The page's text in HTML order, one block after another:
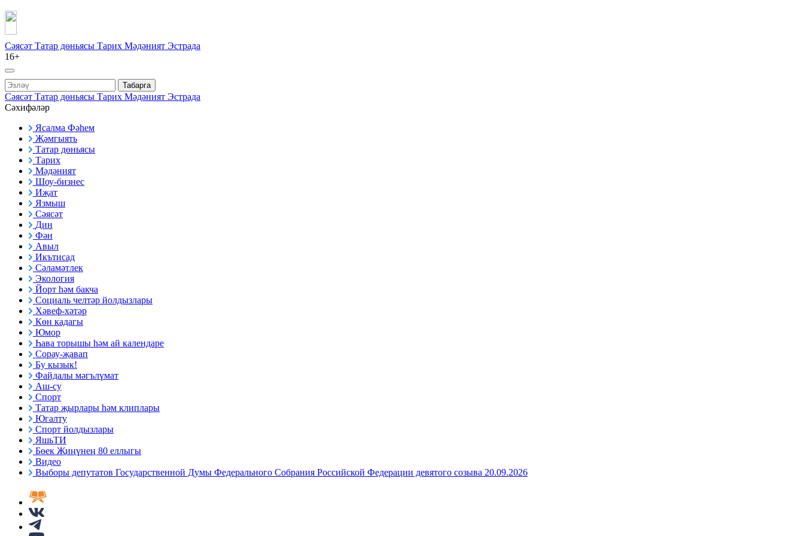
Сәясәт Татар дөньясы Тарих Мәдәният Эстрада
16+
Табарга
Сәясәт Татар дөньясы Тарих Мәдәният Эстрада
Сәхифәләр
Ясалма Фәһем
Җәмгыять
Татар дөньясы
Тарих
Мәдәният
Шоу-бизнес
Иҗат
Язмыш
Сәясәт
Дин
Фән
Авыл
Икътисад
Сәламәтлек
Экология
Йорт һәм бакча
Социаль челтәр йолдызлары
Хәвеф-хәтәр
Көн кадагы
Юмор
Һава торышы һәм ай календаре
Сорау-җавап
Бу кызык!
Файдалы мәгълүмат
Аш-су
Спорт
Татар җырлары һәм клиплары
Югалту
Спорт йолдызлары
ЯшьТИ
Бөек Җиңүнең 80 еллыгы
Видео
Выборы депутатов Государственной Думы Федерального Собрания Российской Федерации девятого созыва 20.09.2026